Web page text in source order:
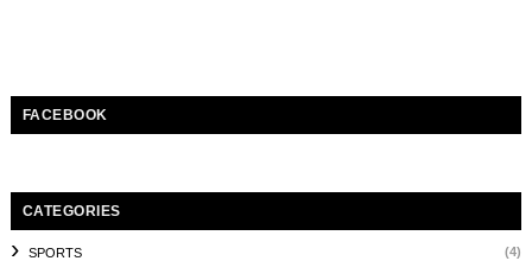
FACEBOOK
CATEGORIES
SPORTS (4)